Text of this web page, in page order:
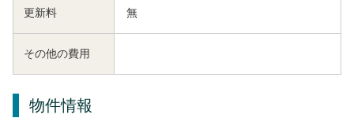
更新料 無
その他の費用
物件情報